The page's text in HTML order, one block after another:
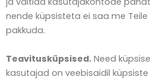
nende küpsisteta ei saa me
pakkuda.
Teavitusküpsised. Need
kasutajad on veebisaidil